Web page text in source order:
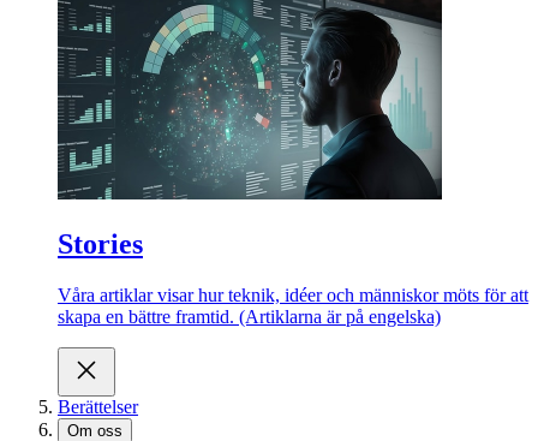
Stories
Våra artiklar visar hur teknik, idéer och människor möts för att
skapa en bättre framtid. (Artiklarna är på engelska)
Berättelser
Om oss